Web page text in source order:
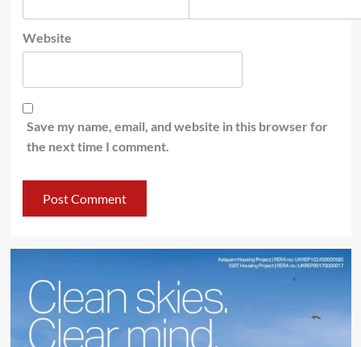
Website
Save my name, email, and website in this browser for
the next time I comment.